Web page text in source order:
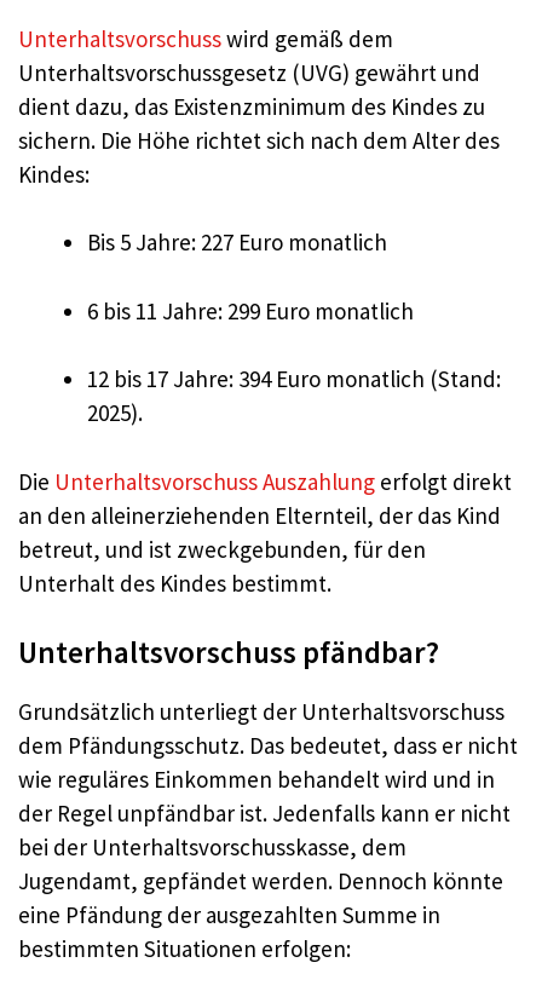
Unterhaltsvorschusswird gemäß dem
Unterhaltsvorschussgesetz (UVG) gewährt und
dient dazu, das Existenzminimum des Kindes zu
sichern. Die Höhe richtet sich nach dem Alter des
Kindes:
Bis 5 Jahre: 227 Euro monatlich
6 bis 11 Jahre: 299 Euro monatlich
12 bis 17 Jahre: 394 Euro monatlich (Stand:
2025).
Die Unterhaltsvorschuss Auszahlung erfolgt direkt
an den alleinerziehenden Elternteil, der das Kind
betreut, und ist zweckgebunden, für den
Unterhalt des Kindes bestimmt.
Unterhaltsvorschuss pfändbar?
Grundsätzlich unterliegt der Unterhaltsvorschuss
dem Pfändungsschutz. Das bedeutet, dass er nicht
wie reguläres Einkommen behandelt wird und in
der Regel unpfändbar ist. Jedenfalls kann er nicht
bei der Unterhaltsvorschusskasse, dem
Jugendamt, gepfändet werden. Dennoch könnte
eine Pfändung der ausgezahlten Summe in
bestimmten Situationen erfolgen: